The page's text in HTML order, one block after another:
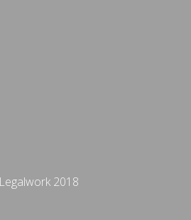
2018